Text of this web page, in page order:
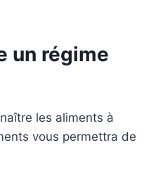
un régime
les aliments à
vous permettra de